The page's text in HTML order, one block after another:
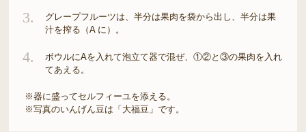
3.
グレープフルーツは、半分は果肉を袋から出し、半分は果
汁を搾る（A に）。
4.
ボウルにAを入れて泡立て器で混ぜ、①②と③の果肉を入れ
てあえる。
※器に盛ってセルフィーユを添える。
※写真のいんげん豆は「大福豆」です。